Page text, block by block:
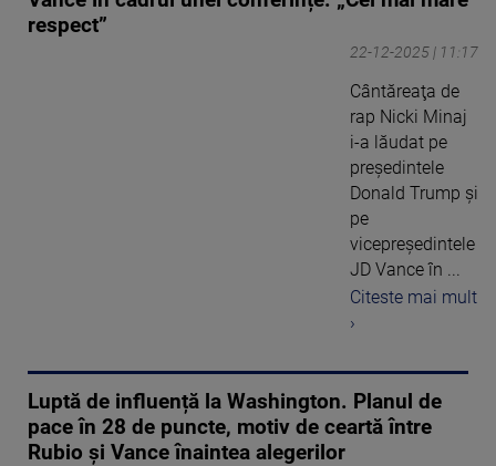
respect”
22-12-2025 | 11:17
Cântăreaţa de
rap Nicki Minaj
i-a lăudat pe
preşedintele
Donald Trump şi
pe
vicepreşedintele
JD Vance în ...
Citeste mai mult
›
Luptă de influență la Washington. Planul de
pace în 28 de puncte, motiv de ceartă între
Rubio și Vance înaintea alegerilor